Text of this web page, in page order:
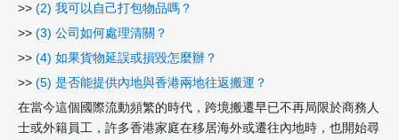
>> (2) 我可以自己打包物品嗎？
>> (3) 公司如何處理清關？
>> (4) 如果貨物延誤或損毀怎麼辦？
>> (5) 是否能提供內地與香港兩地往返搬運？
在當今這個國際流動頻繁的時代，跨境搬遷早已不再局限於商務人
士或外籍員工，許多香港家庭在移居海外或遷往內地時，也開始尋